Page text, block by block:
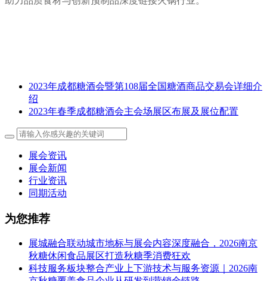
2023年成都糖酒会暨第108届全国糖酒商品交易会详细介
绍
2023年春季成都糖酒会主会场展区布展及展位配置
展会资讯
展会新闻
行业资讯
同期活动
为您推荐
展城融合联动城市地标与展会内容深度融合，2026南京
秋糖休闲食品展区打造秋糖季消费狂欢
科技服务板块整合产业上下游技术与服务资源｜2026南